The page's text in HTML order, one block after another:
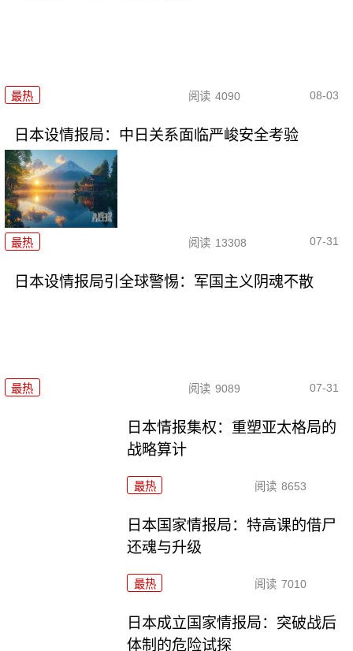
最热 阅读 4090 08-03
日本设情报局：中日关系面临严峻安全考验
最热 阅读 13308 07-31
日本设情报局引全球警惕：军国主义阴魂不散
最热 阅读 9089 07-31
日本情报集权：重塑亚太格局的
战略算计
最热 阅读 8653
日本国家情报局：特高课的借尸
还魂与升级
最热 阅读 7010
日本成立国家情报局：突破战后
体制的危险试探